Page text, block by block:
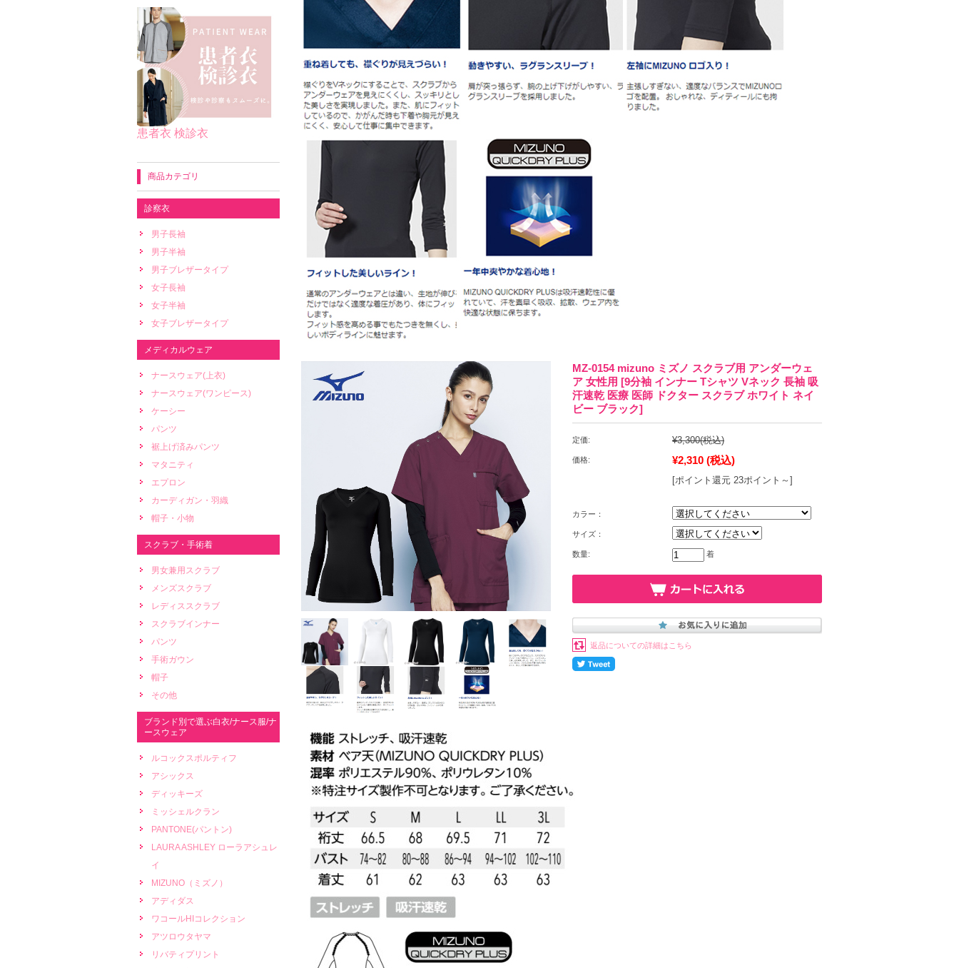
MZ-0154 mizuno ミズノ スクラブ用 アンダーウェ
ア 女性用 [9分袖 インナー Tシャツ Vネック 長袖 吸
汗速乾 医療 医師 ドクター スクラブ ホワイト ネイ
ビー ブラック]
定価: ¥3,300(税込)
価格: ¥2,310 (税込)
[ポイント還元 23ポイント～]
カラー：
サイズ：
数量: 着
返品についての詳細はこちら
患者衣 検診衣
商品カテゴリ
診察衣
男子長袖
男子半袖
男子ブレザータイプ
女子長袖
女子半袖
女子ブレザータイプ
メディカルウェア
ナースウェア(上衣)
ナースウェア(ワンピース)
ケーシー
パンツ
裾上げ済みパンツ
マタニティ
エプロン
カーディガン・羽織
帽子・小物
スクラブ・手術着
男女兼用スクラブ
メンズスクラブ
レディススクラブ
スクラブインナー
パンツ
手術ガウン
帽子
その他
ブランド別で選ぶ白衣/ナース服/ナ
ースウェア
ルコックスポルティフ
アシックス
ディッキーズ
ミッシェルクラン
PANTONE(パントン)
LAURA ASHLEY ローラアシュレ
イ
MIZUNO（ミズノ）
アディダス
ワコールHIコレクション
アツロウタヤマ
リバティプリント